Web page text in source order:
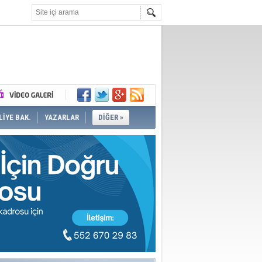
BAK. YAZARLAR DİĞER »